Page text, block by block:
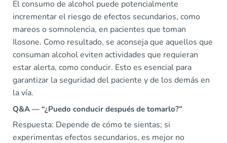
El consumo de alcohol puede potencialmente
incrementar el riesgo de efectos secundarios, como
mareos o somnolencia, en pacientes que toman
Ilosone. Como resultado, se aconseja que aquellos que
consuman alcohol eviten actividades que requieran
estar alerta, como conducir. Esto es esencial para
garantizar la seguridad del paciente y de los demás en
la vía.
Q&A — “¿Puedo conducir después de tomarlo?”
Respuesta: Depende de cómo te sientas; si
experimentas efectos secundarios, es mejor no